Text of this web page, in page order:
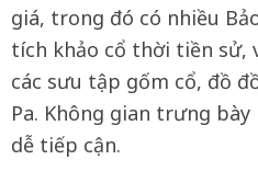
giá, trong đó có nhiều
tích khảo cổ thời tiền sử,
các sưu tập gốm cổ, đồ
Pa. Không gian trưng
dễ tiếp cận.